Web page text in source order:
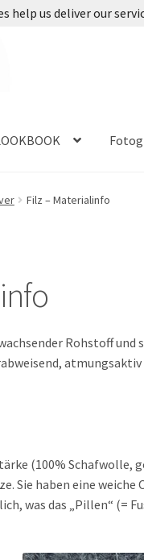
Filz – Materialinfo
Rohstoff
(100% Schafwolle,
Sie haben eine
was das „Pillen“ (=
help us deliver our